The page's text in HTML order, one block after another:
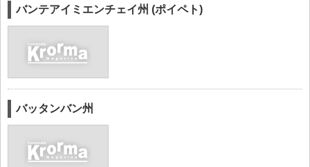
バンテアイミエンチェイ州 (ポイペト)
バッタンバン州